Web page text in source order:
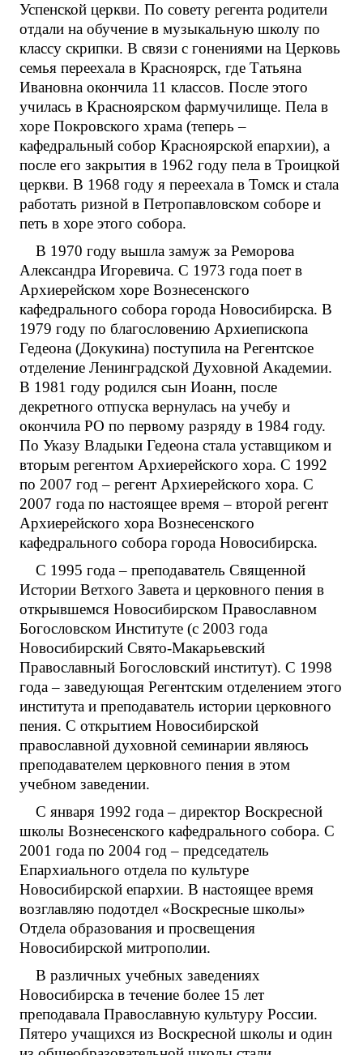
Успенской церкви. По совету регента родители
отдали на обучение в музыкальную школу по
классу скрипки. В связи с гонениями на Церковь
семья переехала в Красноярск, где Татьяна
Ивановна окончила 11 классов. После этого
училась в Красноярском фармучилище. Пела в
хоре Покровского храма (теперь –
кафедральный собор Красноярской епархии), а
после его закрытия в 1962 году пела в Троицкой
церкви. В 1968 году я переехала в Томск и стала
работать ризной в Петропавловском соборе и
петь в хоре этого собора.
В 1970 году вышла замуж за Реморова
Александра Игоревича. С 1973 года поет в
Архиерейском хоре Вознесенского
кафедрального собора города Новосибирска. В
1979 году по благословению Архиепископа
Гедеона (Докукина) поступила на Регентское
отделение Ленинградской Духовной Академии.
В 1981 году родился сын Иоанн, после
декретного отпуска вернулась на учебу и
окончила РО по первому разряду в 1984 году.
По Указу Владыки Гедеона стала уставщиком и
вторым регентом Архиерейского хора. С 1992
по 2007 год – регент Архиерейского хора. С
2007 года по настоящее время – второй регент
Архиерейского хора Вознесенского
кафедрального собора города Новосибирска.
С 1995 года – преподаватель Священной
Истории Ветхого Завета и церковного пения в
открывшемся Новосибирском Православном
Богословском Институте (с 2003 года
Новосибирский Свято-Макарьевский
Православный Богословский институт). С 1998
года – заведующая Регентским отделением этого
института и преподаватель истории церковного
пения. С открытием Новосибирской
православной духовной семинарии являюсь
преподавателем церковного пения в этом
учебном заведении.
С января 1992 года – директор Воскресной
школы Вознесенского кафедрального собора. С
2001 года по 2004 год – председатель
Епархиального отдела по культуре
Новосибирской епархии. В настоящее время
возглавляю подотдел «Воскресные школы»
Отдела образования и просвещения
Новосибирской митрополии.
В различных учебных заведениях
Новосибирска в течение более 15 лет
преподавала Православную культуру России.
Пятеро учащихся из Воскресной школы и один